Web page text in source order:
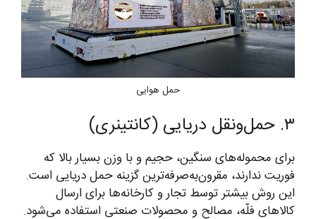
حمل هوایی
۳. حمل‌ونقل دریایی (کانتینری)
برای محموله‌های سنگین، حجیم و با وزن بسیار بالا که
فوریت ندارند، مقرون‌به‌صرفه‌ترین گزینه حمل دریایی است.
این روش بیشتر توسط تجار و کارخانه‌ها برای ارسال
کالاهای فلّه، مصالح و محصولات صنعتی استفاده می‌شود.